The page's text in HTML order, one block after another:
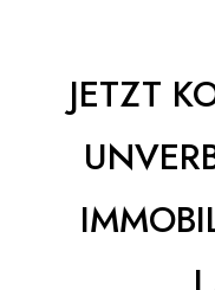
JETZT